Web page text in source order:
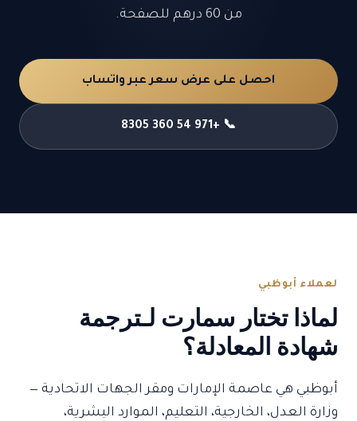
من 60 درهم للصفحة.
احصل على عرض سعر عبر واتساب
📞 +971 54 360 8305
لعملاء أبوظبي
لماذا تختار سمارت لـترجمة
شهادة المعادلة؟
أبوظبي هي عاصمة الإمارات ومقر الجهات الاتحادية —
وزارة العدل، الخارجية، التعليم، الموارد البشرية،